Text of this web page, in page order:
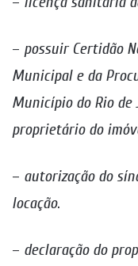
– possuir Certidão
Municipal e da
Município do Rio
proprietário do
– autorização do
locação.
– declaração do